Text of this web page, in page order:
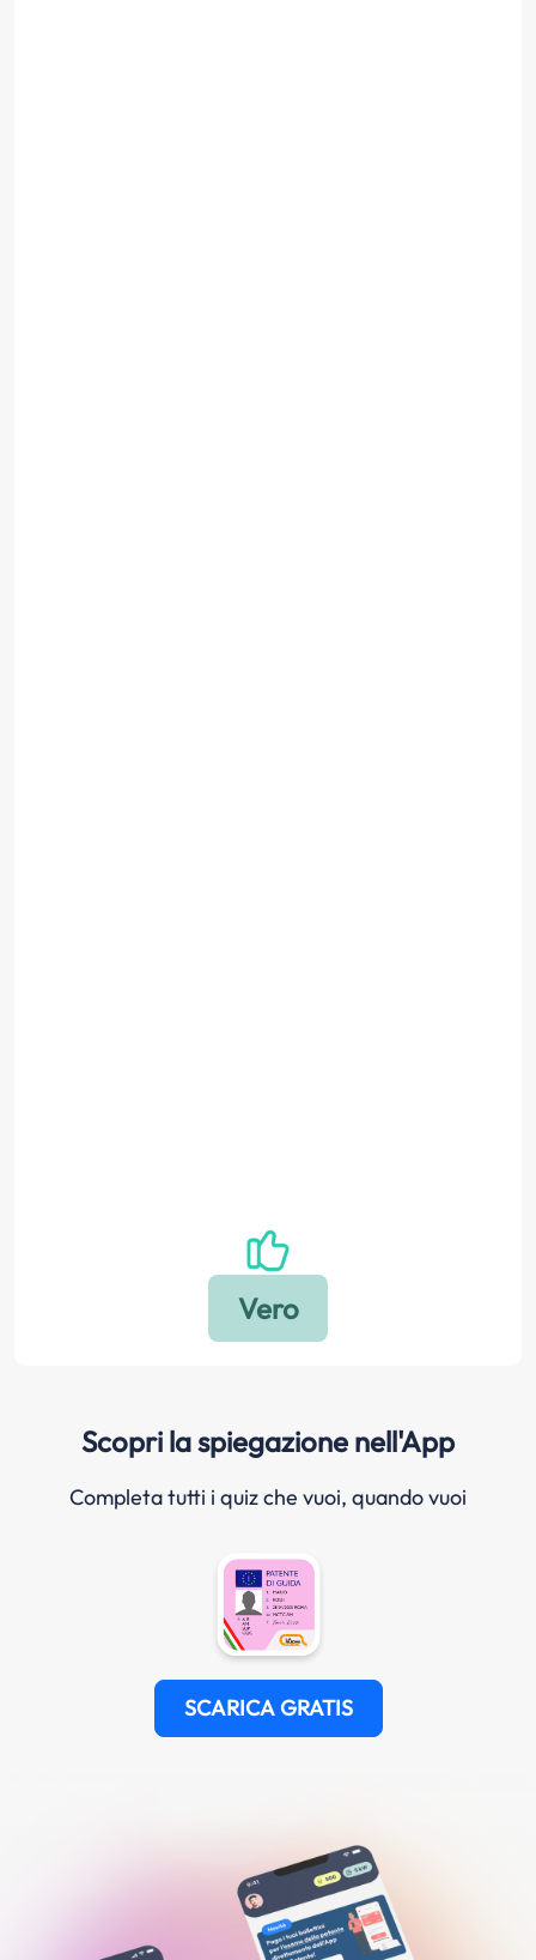
Scopri la spiegazione nell'App
Completa tutti i quiz che vuoi, quando vuoi
SCARICA GRATIS